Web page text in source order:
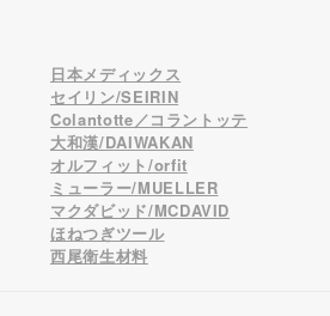
日本メディックス
セイリン/SEIRIN
Colantotte／コラントッテ
大和漢/DAIWAKAN
オルフィット/orfit
ミューラー/MUELLER
マクダビッド/MCDAVID
ほねつぎツール
西尾衛生材料